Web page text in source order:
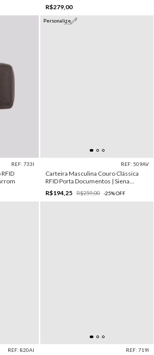
R$279,00
REF: 733I
Personalize
REF: 509AV
Carteira Masculina Couro Clássica
RFID Porta Documentos | Siena
Marrom
R$194,25 R$259,00 -25%OFF
REF: 820AI REF: 719I